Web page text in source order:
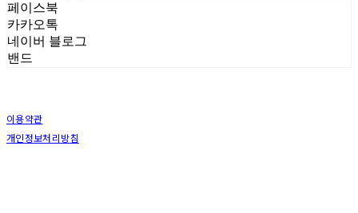
페이스북
카카오톡
네이버 블로그
밴드
이용약관
개인정보처리방침